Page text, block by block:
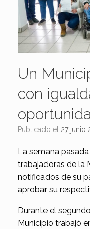
Un
con
Publicado el 27 junio
La semana
trabajadoras de la
notificados de su
aprobar su
Durante el
Municipio trabajó